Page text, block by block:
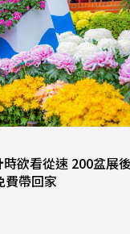
欲看從速 200盆展
費帶回家